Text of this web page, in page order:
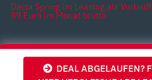
DEAL ABGELAUFEN?
Dacia Spring im Leasing als
89 Euro im Monat brutto